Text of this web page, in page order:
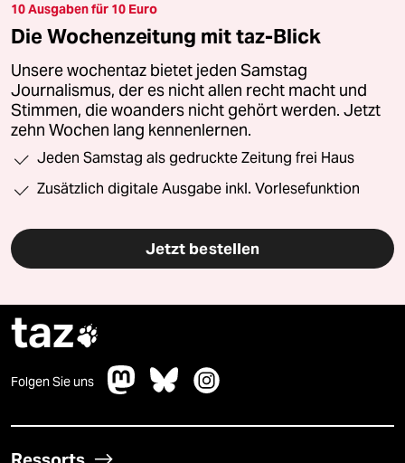
10 Ausgaben für 10 Euro
Die Wochenzeitung mit taz-Blick
Unsere wochentaz bietet jeden Samstag
Journalismus, der es nicht allen recht macht und
Stimmen, die woanders nicht gehört werden. Jetzt
zehn Wochen lang kennenlernen.
Jeden Samstag als gedruckte Zeitung frei Haus
Zusätzlich digitale Ausgabe inkl. Vorlesefunktion
Jetzt bestellen
taz
Folgen Sie uns